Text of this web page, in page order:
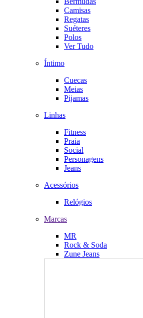
Camisas
Regatas
Suéteres
Polos
Ver Tudo
Íntimo
Cuecas
Meias
Pijamas
Linhas
Fitness
Praia
Social
Personagens
Jeans
Acessórios
Relógios
Marcas
MR
Rock & Soda
Zune Jeans